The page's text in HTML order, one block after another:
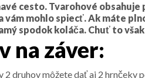
cesto. Tvarohové
vám mohlo spiecť. Ak máte
spodok koláča. Chuť to
na záver:
2 druhov môžete dať aj 2 hrnčeky